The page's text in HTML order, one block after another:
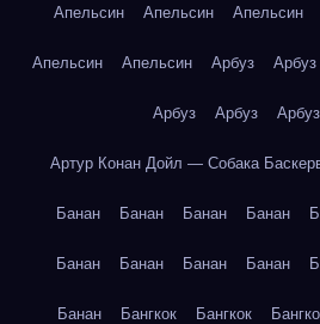
Апельсин Апельсин Апельсин
Апельсин Апельсин Арбуз Арбуз
Арбуз Арбуз Арбуз
Артур Конан Дойл — Собака
Банан Банан Банан Банан
Банан Банан Банан Банан
Банан Бангкок Бангкок